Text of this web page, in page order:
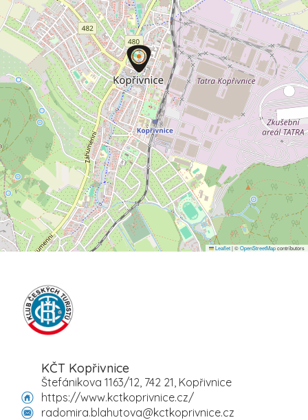
Leaflet|©OpenStreetMapcontributors
KČT Kopřivnice
Štefánikova 1163/12, 742 21, Kopřivnice
https://www.kctkoprivnice.cz/
radomira.blahutova@kctkoprivnice.cz